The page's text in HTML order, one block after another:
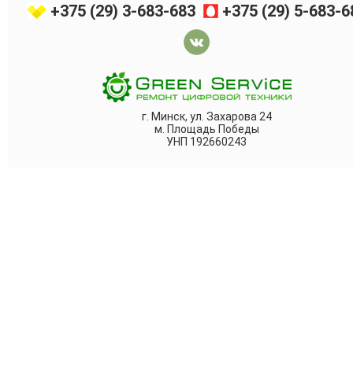
+375 (29) 3-683-683 +375 (29) 5-683-
г. Минск, ул. Захарова 24
м. Площадь Победы
УНП 192660243